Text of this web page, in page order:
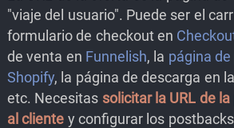
"viaje del usuario". Puede ser el
formulario de checkout en
de venta en Funnelish, la página
Shopify, la página de descarga en
etc. Necesitas solicitar la URL de
al cliente y configurar los